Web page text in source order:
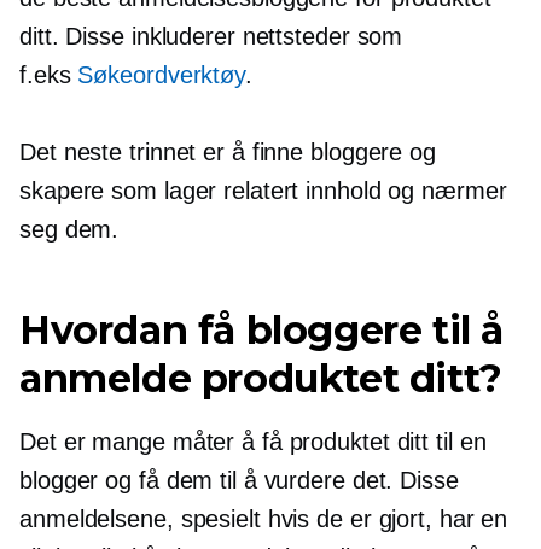
ditt. Disse inkluderer nettsteder som
f.eks Søkeordverktøy.
Det neste trinnet er å finne bloggere og
skapere som lager relatert innhold og nærmer
seg dem.
Hvordan få bloggere til å
anmelde produktet ditt?
Det er mange måter å få produktet ditt til en
blogger og få dem til å vurdere det. Disse
anmeldelsene, spesielt hvis de er gjort, har en